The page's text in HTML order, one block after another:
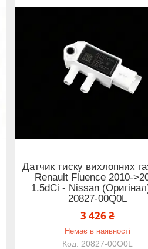
Датчик тиску вихлопних
Renault Fluence 2010-
1.5dCi - Nissan
20827-00Q0L
3 426 ₴
Немає в наявності
20827-00Q0L